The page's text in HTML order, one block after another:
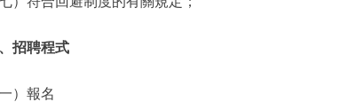
聘程式
報名